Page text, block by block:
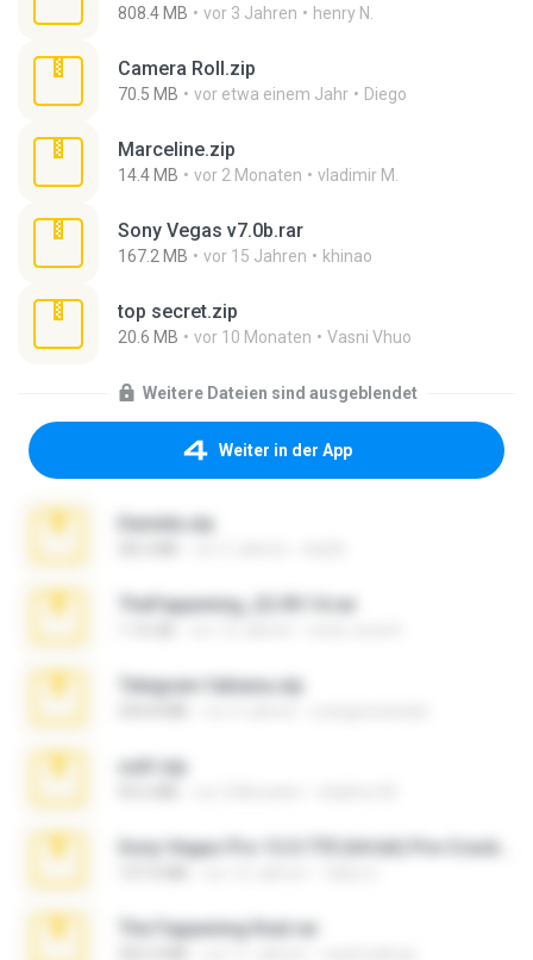
808.4 MB vor 3 Jahren henry N.
Camera Roll.zip
70.5 MB vor etwa einem Jahr Diego
Marceline.zip
14.4 MB vor 2 Monaten vladimir M.
Sony Vegas v7.0b.rar
167.2 MB vor 15 Jahren khinao
top secret.zip
20.6 MB vor 10 Monaten Vasni Vhuo
Weitere Dateien sind ausgeblendet
Weiter in der App
Daniela.zip
TheFappening_22.09.14.rar
Telegram fabiana.zip
ouh!.zip
The Fappening final.rar